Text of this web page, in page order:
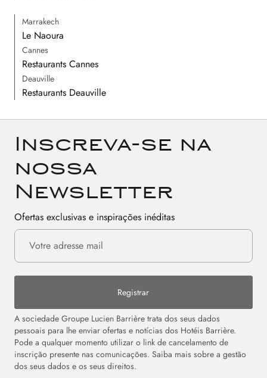
Marrakech
Le Naoura
Cannes
Restaurants Cannes
Deauville
Restaurants Deauville
Inscreva-se na
nossa
Newsletter
Ofertas exclusivas e inspirações inéditas
Registrar
A sociedade Groupe Lucien Barrière trata dos seus dados
pessoais para lhe enviar ofertas e notícias dos Hotéis Barrière.
Pode a qualquer momento utilizar o link de cancelamento de
inscrição presente nas comunicações. Saiba mais sobre a gestão
dos seus dados e os seus direitos.